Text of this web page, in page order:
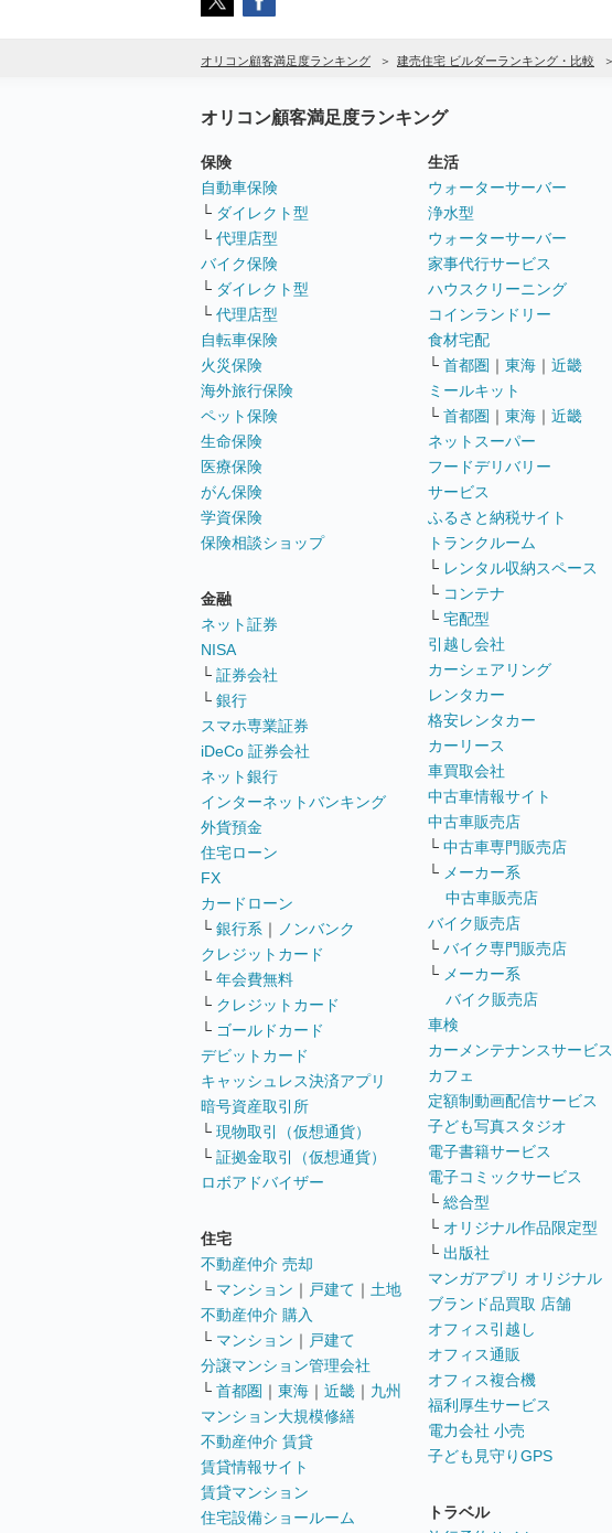
オリコン顧客満足度ランキング 建売住宅 ビルダーランキング・比較
オリコン顧客満足度ランキング
保険
自動車保険
└ ダイレクト型
└ 代理店型
バイク保険
└ ダイレクト型
└ 代理店型
自転車保険
火災保険
海外旅行保険
ペット保険
生命保険
医療保険
がん保険
学資保険
保険相談ショップ
金融
ネット証券
NISA
└ 証券会社
└ 銀行
スマホ専業証券
iDeCo 証券会社
ネット銀行
インターネットバンキング
外貨預金
住宅ローン
FX
カードローン
└ 銀行系 ｜
ノンバンク
クレジットカード
└ 年会費無料
└ クレジットカード
└ ゴールドカード
デビットカード
キャッシュレス決済アプリ
暗号資産取引所
└ 現物取引（仮想通貨）
└ 証拠金取引（仮想通貨）
ロボアドバイザー
住宅
不動産仲介 売却
└ マンション ｜ 戸建て ｜ 土地
不動産仲介 購入
└ マンション ｜ 戸建て
分譲マンション管理会社
└ 首都圏 ｜ 東海 ｜ 近畿 ｜ 九州
マンション大規模修繕
不動産仲介 賃貸
賃貸情報サイト
賃貸マンション
住宅設備ショールーム
生活
ウォーターサーバー
浄水型
ウォーターサーバー
家事代行サービス
ハウスクリーニング
コインランドリー
食材宅配
└ 首都圏 ｜ 東海 ｜ 近畿
ミールキット
└ 首都圏 ｜ 東海 ｜ 近畿
ネットスーパー
フードデリバリー
サービス
ふるさと納税サイト
トランクルーム
└ レンタル収納スペース
└ コンテナ
└ 宅配型
引越し会社
カーシェアリング
レンタカー
格安レンタカー
カーリース
車買取会社
中古車情報サイト
中古車販売店
└ 中古車専門販売店
└ メーカー系
中古車販売店
バイク販売店
└ バイク専門販売店
└ メーカー系
バイク販売店
車検
カーメンテナンスサービス
カフェ
定額制動画配信サービス
子ども写真スタジオ
電子書籍サービス
電子コミックサービス
└ 総合型
└ オリジナル作品限定型
└ 出版社
マンガアプリ オリジナル
ブランド品買取 店舗
オフィス引越し
オフィス通販
オフィス複合機
福利厚生サービス
電力会社 小売
子ども見守りGPS
トラベル